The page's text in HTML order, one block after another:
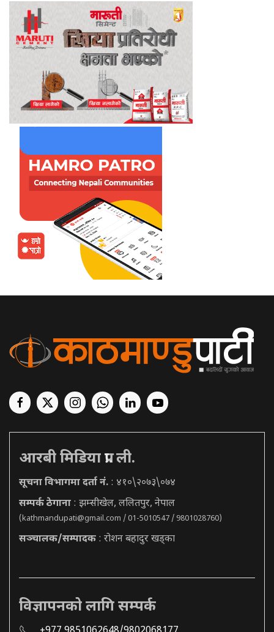
आरबी मिडिया प्रा. ली.
सूचना विभागमा दर्ता नं. : ४१०\२०७३\०७४
सम्पर्क ठेगाना : झम्सीखेल, ललितपुर, नेपाल
(kathmandupati@gmail.com / 01-5010547 / 9801028760)
सञ्चालक/सम्पादक : रोशन बहादुर खड्का
विज्ञापनको लागि सम्पर्क